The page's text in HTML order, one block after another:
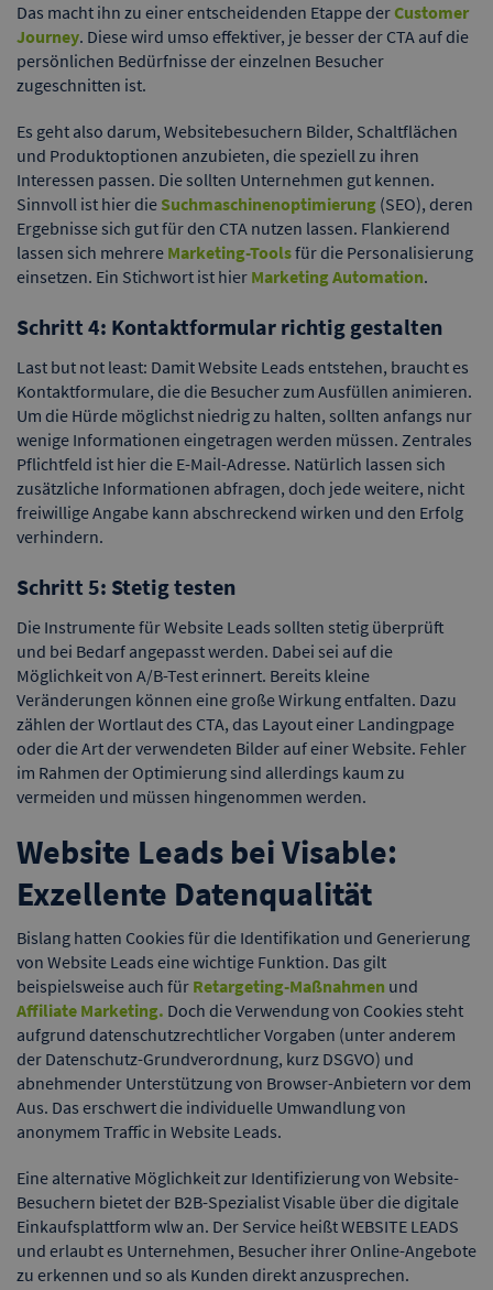
Das macht ihn zu einer entscheidenden Etappe derCustomer
Journey. Diese wird umso effektiver, je besser der CTA auf die
persönlichen Bedürfnisse der einzelnen Besucher
zugeschnitten ist.
Es geht also darum, Websitebesuchern Bilder, Schaltflächen
und Produktoptionen anzubieten, die speziell zu ihren
Interessen passen. Die sollten Unternehmen gut kennen.
Sinnvoll ist hier die Suchmaschinenoptimierung (SEO), deren
Ergebnisse sich gut für den CTA nutzen lassen. Flankierend
lassen sich mehrere Marketing-Toolsfür die Personalisierung
einsetzen. Ein Stichwort ist hier Marketing Automation.
Schritt 4: Kontaktformular richtig gestalten
Last but not least: Damit Website Leads entstehen, braucht es
Kontaktformulare, die die Besucher zum Ausfüllen animieren.
Um die Hürde möglichst niedrig zu halten, sollten anfangs nur
wenige Informationen eingetragen werden müssen. Zentrales
Pflichtfeld ist hier die E-Mail-Adresse. Natürlich lassen sich
zusätzliche Informationen abfragen, doch jede weitere, nicht
freiwillige Angabe kann abschreckend wirken und den Erfolg
verhindern.
Schritt 5: Stetig testen
Die Instrumente für Website Leads sollten stetig überprüft
und bei Bedarf angepasst werden. Dabei sei auf die
Möglichkeit von A/B-Test erinnert. Bereits kleine
Veränderungen können eine große Wirkung entfalten. Dazu
zählen der Wortlaut des CTA, das Layout einer Landingpage
oder die Art der verwendeten Bilder auf einer Website. Fehler
im Rahmen der Optimierung sind allerdings kaum zu
vermeiden und müssen hingenommen werden.
Website Leads bei Visable:
Exzellente Datenqualität
Bislang hatten Cookies für die Identifikation und Generierung
von Website Leads eine wichtige Funktion. Das gilt
beispielsweise auch für Retargeting-Maßnahmen und
Affiliate Marketing. Doch die Verwendung von Cookies steht
aufgrund datenschutzrechtlicher Vorgaben (unter anderem
der Datenschutz-Grundverordnung, kurz DSGVO) und
abnehmender Unterstützung von Browser-Anbietern vor dem
Aus. Das erschwert die individuelle Umwandlung von
anonymem Traffic in Website Leads.
Eine alternative Möglichkeit zur Identifizierung von Website-
Besuchern bietet der B2B-Spezialist Visable über die digitale
Einkaufsplattform wlw an. Der Service heißt WEBSITE LEADS
und erlaubt es Unternehmen, Besucher ihrer Online-Angebote
zu erkennen und so als Kunden direkt anzusprechen.